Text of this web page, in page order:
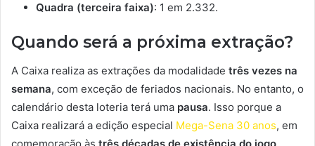
Quadra (terceira faixa): 1 em 2.332.
Quando será a próxima extração?
A Caixa realiza as extrações da modalidade três vezes na
semana, com exceção de feriados nacionais. No entanto, o
calendário desta loteria terá uma pausa. Isso porque a
Caixa realizará a edição especial Mega-Sena 30 anos, em